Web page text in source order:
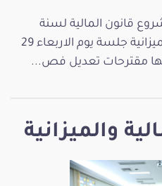
والميزانية
قانون المالية لسنة
2024، عقدت لجنة المالية والميزانية جلسة يوم الاربعاء 29